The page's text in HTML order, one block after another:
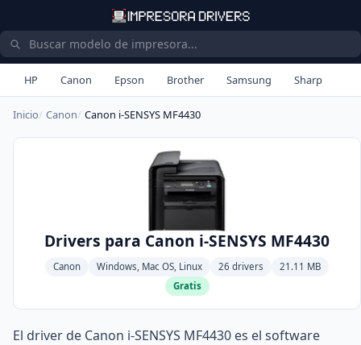
HP Canon Epson Brother Samsung Sharp
Inicio Canon Canon i-SENSYS MF4430
Drivers para Canon i-SENSYS MF4430
Canon Windows, Mac OS, Linux 26 drivers
21.11 MB
Gratis
El driver de Canon i-SENSYS MF4430 es el software